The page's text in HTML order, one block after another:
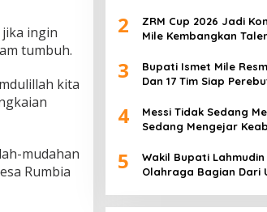
ingin
tumbuh.
kita
mudahan
Rumbia
2
ZRM Cup 2026 Jadi
Mile Kembangkan
3
Bupati Ismet Mile
Dan 17 Tim Siap
4
Messi Tidak Sedang
Sedang Mengejar
5
Wakil Bupati
Olahraga Bagian Dari